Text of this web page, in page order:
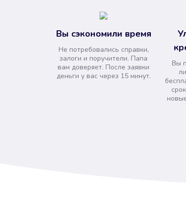
Вы сэкономили время
Не потребовались справки,
залоги и поручители. Папа
вам доверяет. После заявки
деньги у вас через 15 минут.
Вы